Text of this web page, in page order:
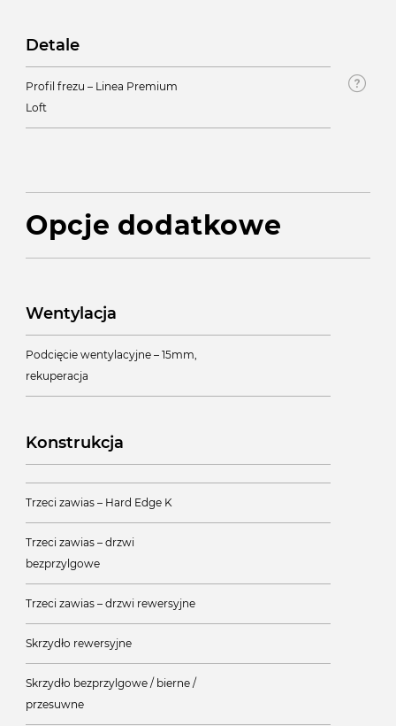
Detale
Profil frezu – Linea Premium
Loft
Opcje dodatkowe
Wentylacja
Podcięcie wentylacyjne – 15mm,
rekuperacja
Konstrukcja
Trzeci zawias – Hard Edge K
Trzeci zawias – drzwi
bezprzylgowe
Trzeci zawias – drzwi rewersyjne
Skrzydło rewersyjne
Skrzydło bezprzylgowe / bierne /
przesuwne